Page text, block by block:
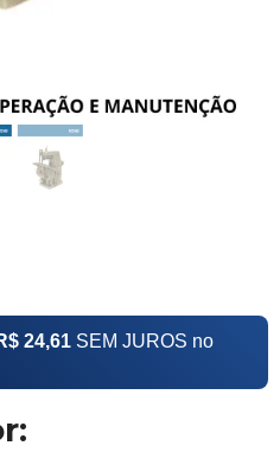
24,61 SEM JUROS no